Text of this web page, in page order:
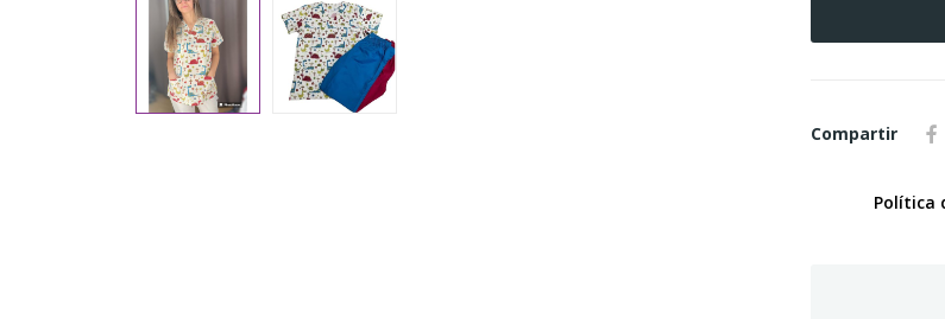
Compartir
Política